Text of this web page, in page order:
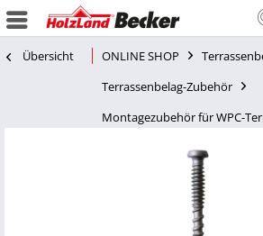
Übersicht ONLINE SHOP
Terrassenbelag-Zubehör
Montagezubehör für WPC-